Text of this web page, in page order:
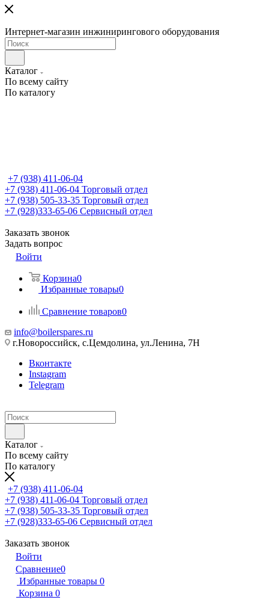
Интернет-магазин инжинирингового оборудования
Каталог
По всему сайту
По каталогу
+7 (938) 411-06-04
+7 (938) 411-06-04 Торговый отдел
+7 (938) 505-33-35 Торговый отдел
+7 (928)333-65-06 Сервисный отдел
Заказать звонок
Задать вопрос
Войти
Корзина0
Избранные товары0
Сравнение товаров0
info@boilerspares.ru
г.Новороссийск, с.Цемдолина, ул.Ленина, 7Н
Вконтакте
Instagram
Telegram
Каталог
По всему сайту
По каталогу
+7 (938) 411-06-04
+7 (938) 411-06-04 Торговый отдел
+7 (938) 505-33-35 Торговый отдел
+7 (928)333-65-06 Сервисный отдел
Заказать звонок
Войти
Сравнение0
Избранные товары 0
Корзина 0